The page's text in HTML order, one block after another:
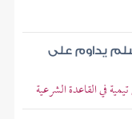
يداوم على
في القاعدة الشرعية